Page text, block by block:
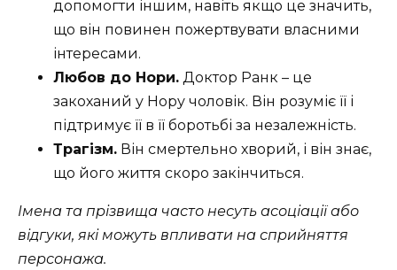
допомогти іншим, навіть якщо це значить,
що він повинен пожертвувати власними
інтересами.
Любов до Нори. Доктор Ранк – це
закоханий у Нору чоловік. Він розуміє її і
підтримує її в її боротьбі за незалежність.
Трагізм. Він смертельно хворий, і він знає,
що його життя скоро закінчиться.
Імена та прізвища часто несуть асоціації або
відгуки, які можуть впливати на сприйняття
персонажа.